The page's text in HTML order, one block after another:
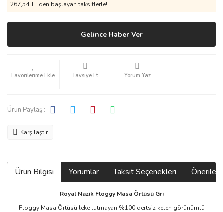
267,54 TL den başlayan taksitlerle!
Gelince Haber Ver
Tavsiye Et Yorum Yaz
Ürün Paylaş :
Karşılaştır
Ürün Bilgisi Yorumlar Taksit Seçenekleri
Royal Nazik Floggy Masa Örtüsü Gri
Floggy Masa Örtüsü leke tutmayan %100 dertsiz keten görünümlü